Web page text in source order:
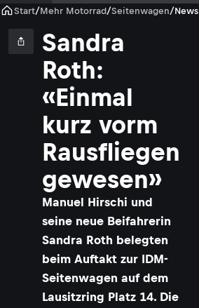
Start/Mehr Motorrad/Seitenwagen/News
Sandra
Roth:
«Einmal
kurz vorm
Rausfliegen
gewesen»
Manuel Hirschi und
seine neue Beifahrerin
Sandra Roth belegten
beim Auftakt zur IDM-
Seitenwagen auf dem
Lausitzring Platz 14. Die